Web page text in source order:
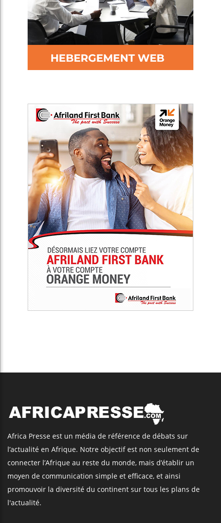
Africa Presse est un média de référence de débats sur
l’actualité en Afrique. Notre objectif est non seulement de
connecter l’Afrique au reste du monde, mais d’établir un
moyen de communication simple et efficace, et ainsi
promouvoir la diversité du continent sur tous les plans de
l'actualité.